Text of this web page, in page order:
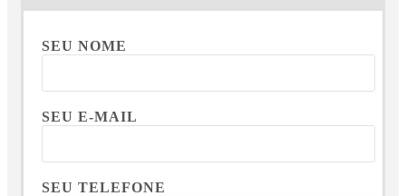
SEU NOME
SEU E-MAIL
SEU TELEFONE